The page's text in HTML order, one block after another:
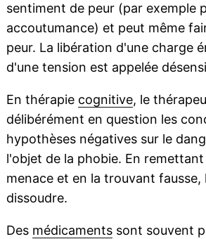
sentiment de peur (par exemple
accoutumance) et peut même
peur. La libération d'une charge
d'une tension est appelée
En thérapie cognitive, le
délibérément en question les
hypothèses négatives sur le
l'objet de la phobie. En
menace et en la trouvant fausse,
dissoudre.
Des médicamentssont souvent